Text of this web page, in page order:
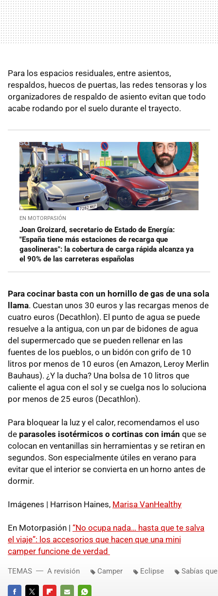
Para los espacios residuales, entre asientos,
respaldos, huecos de puertas, las redes tensoras y los
organizadores de respaldo de asiento evitan que todo
acabe rodando por el suelo durante el trayecto.
EN MOTORPASIÓN
Joan Groizard, secretario de Estado de Energía:
"España tiene más estaciones de recarga que
gasolineras": la cobertura de carga rápida alcanza ya
el 90% de las carreteras españolas
Para cocinar basta con un hornillo de gas de una sola
llama. Cuestan unos 30 euros y las recargas menos de
cuatro euros (Decathlon). El punto de agua se puede
resuelve a la antigua, con un par de bidones de agua
del supermercado que se pueden rellenar en las
fuentes de los pueblos, o un bidón con grifo de 10
litros por menos de 10 euros (en Amazon, Leroy Merlin
Bauhaus). ¿Y la ducha? Una bolsa de 10 litros que
caliente el agua con el sol y se cuelga nos lo soluciona
por menos de 25 euros (Decathlon).
Para bloquear la luz y el calor, recomendamos el uso
de parasoles isotérmicos o cortinas con imán que se
colocan en ventanillas sin herramientas y se retiran en
segundos. Son especialmente útiles en verano para
evitar que el interior se convierta en un horno antes de
dormir.
Imágenes | Harrison Haines, Marisa VanHealthy
En Motorpasión | “No ocupa nada… hasta que te salva
el viaje”: los accesorios que hacen que una mini
camper funcione de verdad
TEMAS A revisión Camper Eclipse Sabías que